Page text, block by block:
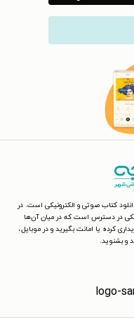
کتاب صوتی و الکترونیکی است. در
در دسترس است که در میان آن‌ها
کرده یا امانت بگیرید و در موبایل،
و بشنوید.